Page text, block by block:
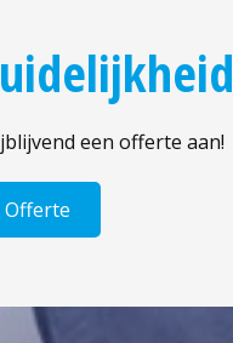
een offerte aan!
Offerte